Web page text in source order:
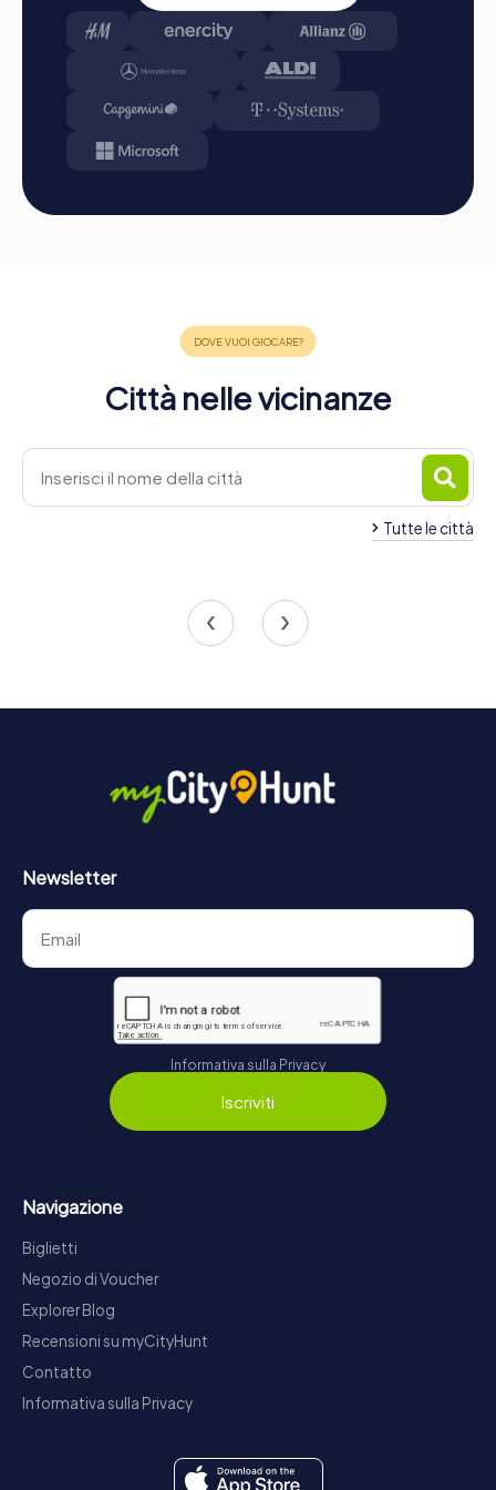
Conclusione
Un evento di team
Città nelle vicinanze
Tutte le città
Newsletter
Informativa sulla Privacy
Iscriviti
Navigazione
Biglietti
Negozio di Voucher
Explorer Blog
Recensioni su myCityHunt
Contatto
Informativa sulla Privacy